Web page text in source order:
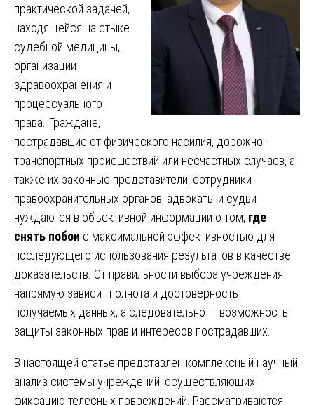
практической задачей,
находящейся на стыке
судебной медицины,
организации
здравоохранения и
процессуального
права. Граждане,
пострадавшие от физического насилия, дорожно-
транспортных происшествий или несчастных случаев, а
также их законные представители, сотрудники
правоохранительных органов, адвокаты и судьи
нуждаются в объективной информации о том, где
снять побои с максимальной эффективностью для
последующего использования результатов в качестве
доказательств. От правильности выбора учреждения
напрямую зависит полнота и достоверность
получаемых данных, а следовательно — возможность
защиты законных прав и интересов пострадавших.
В настоящей статье представлен комплексный научный
анализ системы учреждений, осуществляющих
фиксацию телесных повреждений. Рассматриваются